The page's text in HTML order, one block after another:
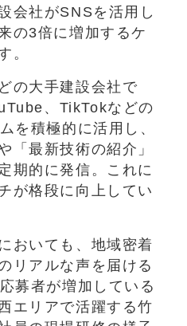
会社がSNSを活用し
の3倍に増加するケ
。
の大手建設会社で
、TikTokなどの
を積極的に活用し、
「最新技術の紹介」
期的に発信。これに
が格段に向上してい
おいても、地域密着
リアルな声を届ける
募者が増加している
エリアで活躍する竹